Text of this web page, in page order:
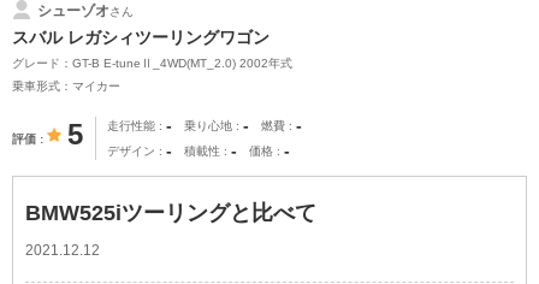
シューゾオさん
スバル レガシィツーリングワゴン
グレード：GT-B E-tuneⅡ_4WD(MT_2.0) 2002年式
乗車形式：マイカー
評価 5 走行性能 - 乗り心地 - 燃費 -
デザイン - 積載性 - 価格 -
BMW525iツーリングと比べて
2021.12.12